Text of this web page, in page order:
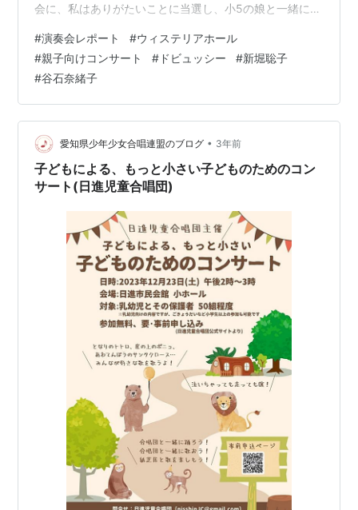
会に、私はありがたいことに当選し、小5の娘と一緒にう
催された公演のうちの第3公演です。 なの花薬局
Presents 子どもといっしょに聴きたいコンサート Vol.3
（第3公演）2023年12月17日（日）13:00～ ウィステリ
アホール 【出演】谷石 奈緒子（ナレーション）新堀 聡
子（ピアノ） 【曲目】ドビュッシー：お…
#演奏会レポート #ウィステリアホール
#親子向けコンサート # ドビュッシー #新堀聡子
#谷石奈緒子
愛知県少年少女合唱連盟のブログ • 3年前
子どもによる、もっと小さい子どものためのコン
サート(日進児童合唱団)